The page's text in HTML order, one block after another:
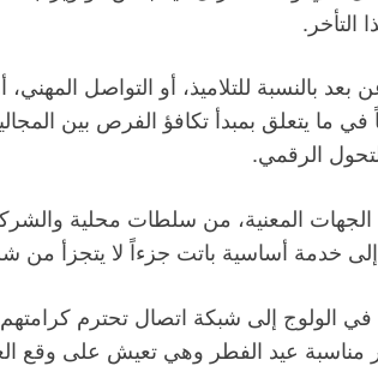
التأخر.
بعد بالنسبة للتلاميذ، أو التواصل
في ما يتعلق بمبدأ تكافؤ الفرص بين
الرقمي.
الجهات المعنية، من سلطات محلية
خدمة أساسية باتت جزءاً لا يتجزأ من
الولوج إلى شبكة اتصال تحترم
مناسبة عيد الفطر وهي تعيش على وقع